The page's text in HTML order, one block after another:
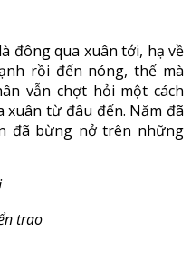
đông qua xuân tới, hạ về
rồi đến nóng, thế mà
vẫn chợt hỏi một cách
từ đâu đến. Năm đã
đã bừng nở trên những
trao